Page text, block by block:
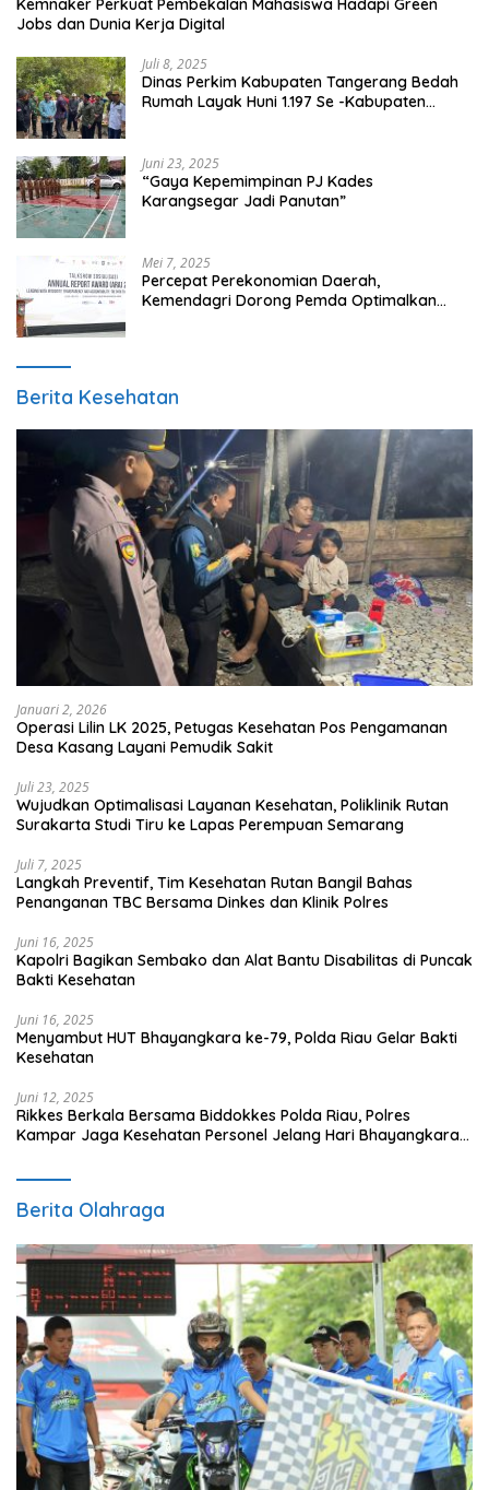
Kemnaker Perkuat Pembekalan Mahasiswa Hadapi Green
Jobs dan Dunia Kerja Digital
Juli 8, 2025
Dinas Perkim Kabupaten Tangerang Bedah
Rumah Layak Huni 1.197 Se -Kabupaten
Juni 23, 2025
“Gaya Kepemimpinan PJ Kades
Karangsegar Jadi Panutan”
Mei 7, 2025
Percepat Perekonomian Daerah,
Kemendagri Dorong Pemda Optimalkan
Berita Kesehatan
Januari 2, 2026
Operasi Lilin LK 2025, Petugas Kesehatan Pos Pengamanan
Desa Kasang Layani Pemudik Sakit
Juli 23, 2025
Wujudkan Optimalisasi Layanan Kesehatan, Poliklinik Rutan
Surakarta Studi Tiru ke Lapas Perempuan Semarang
Juli 7, 2025
Langkah Preventif, Tim Kesehatan Rutan Bangil Bahas
Penanganan TBC Bersama Dinkes dan Klinik Polres
Juni 16, 2025
Kapolri Bagikan Sembako dan Alat Bantu Disabilitas di Puncak
Bakti Kesehatan
Juni 16, 2025
Menyambut HUT Bhayangkara ke-79, Polda Riau Gelar Bakti
Kesehatan
Juni 12, 2025
Rikkes Berkala Bersama Biddokkes Polda Riau, Polres
Kampar Jaga Kesehatan Personel Jelang Hari Bhayangkara
Berita Olahraga